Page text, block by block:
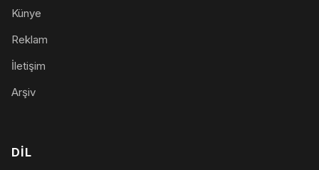
Künye
Reklam
İletişim
Arşiv
DIL